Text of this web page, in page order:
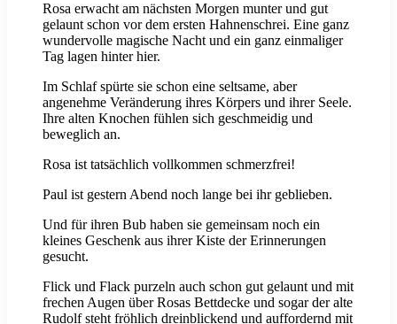
Rosa erwacht am nächsten Morgen munter und gut
gelaunt schon vor dem ersten Hahnenschrei. Eine ganz
wundervolle magische Nacht und ein ganz einmaliger
Tag lagen hinter hier.
Im Schlaf spürte sie schon eine seltsame, aber
angenehme Veränderung ihres Körpers und ihrer Seele.
Ihre alten Knochen fühlen sich geschmeidig und
beweglich an.
Rosa ist tatsächlich vollkommen schmerzfrei!
Paul ist gestern Abend noch lange bei ihr geblieben.
Und für ihren Bub haben sie gemeinsam noch ein
kleines Geschenk aus ihrer Kiste der Erinnerungen
gesucht.
Flick und Flack purzeln auch schon gut gelaunt und mit
frechen Augen über Rosas Bettdecke und sogar der alte
Rudolf steht fröhlich dreinblickend und auffordernd mit